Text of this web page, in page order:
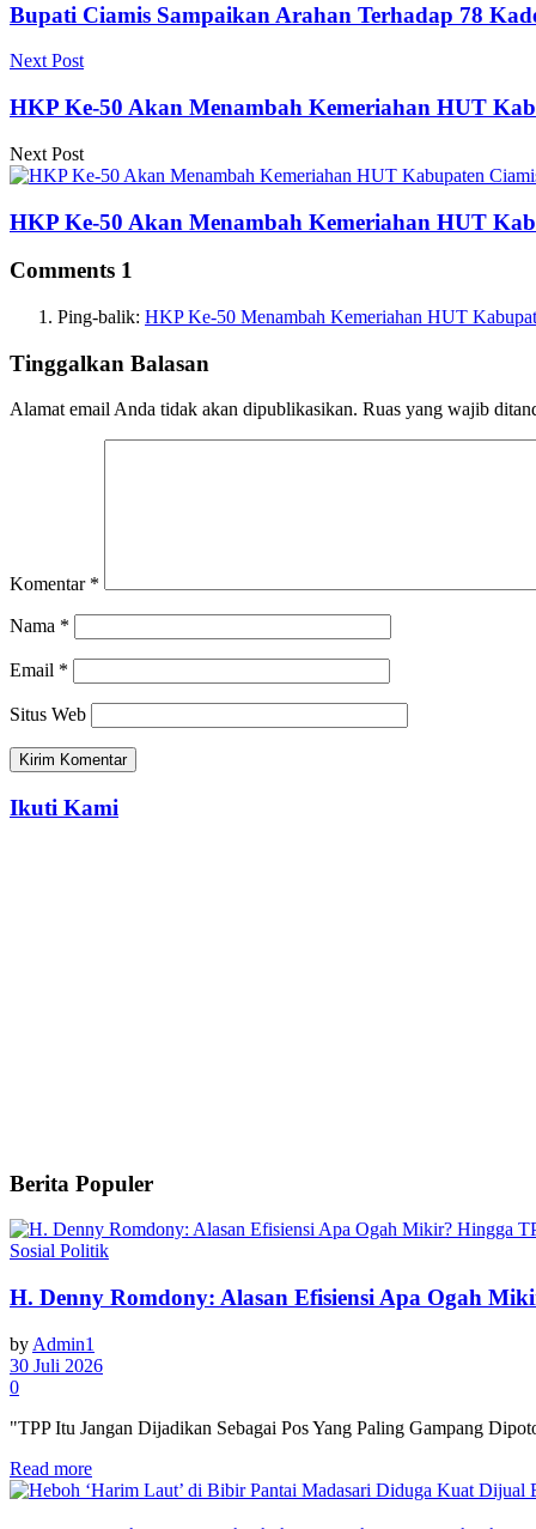
Bupati Ciamis Sampaikan Arahan Terhadap 78
Next Post
HKP Ke-50 Akan Menambah Kemeriahan HUT
Next Post
HKP Ke-50 Akan Menambah Kemeriahan HUT
Comments 1
Ping-balik: HKP Ke-50 Menambah Kemeriahan HUT
Tinggalkan Balasan
Alamat email Anda tidak akan dipublikasikan. Ruas yang wajib
Komentar *
Nama *
Email *
Situs Web
Ikuti Kami
Berita Populer
Sosial Politik
H. Denny Romdony: Alasan Efisiensi Apa Ogah
by Admin1
30 Juli 2026
0
"TPP Itu Jangan Dijadikan Sebagai Pos Yang Paling Gampang
Read more